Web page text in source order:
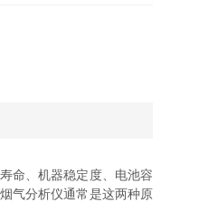
命、机器稳定度、电池容
气分析仪通常是这两种原